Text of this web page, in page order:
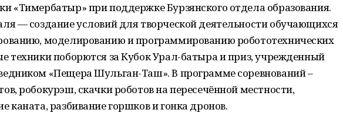
«Тимербатыр» при поддержке Бурзянского отдела образования.
— создание условий для творческой деятельности обучающихся
моделированию и программированию робототехнических
техники поборются за Кубок Урал-батыра и приз, учрежденный
«Пещера Шульган-Таш». В программе соревнований –
робокурэш, скачки роботов на пересечённой местности,
каната, разбивание горшков и гонка дронов.